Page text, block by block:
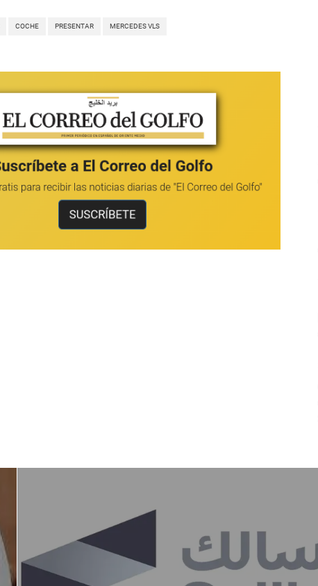
COCHE PRESENTAR MERCEDES VLS